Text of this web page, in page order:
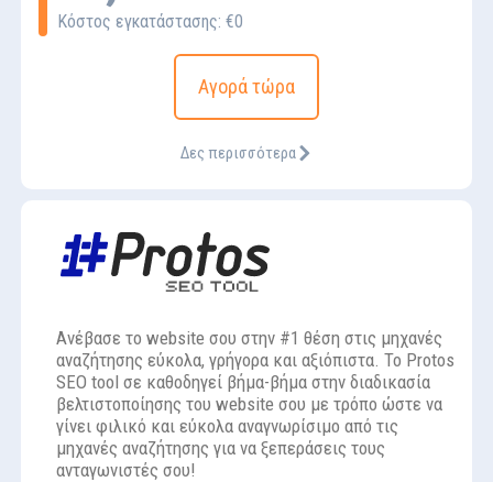
Κόστος εγκατάστασης: €0
Αγορά τώρα
Δες περισσότερα
Ανέβασε το website σου στην #1 θέση στις μηχανές
αναζήτησης εύκολα, γρήγορα και αξιόπιστα. Το Protos
SEO tool σε καθοδηγεί βήμα-βήμα στην διαδικασία
βελτιστοποίησης του website σου με τρόπο ώστε να
γίνει φιλικό και εύκολα αναγνωρίσιμο από τις
μηχανές αναζήτησης για να ξεπεράσεις τους
ανταγωνιστές σου!